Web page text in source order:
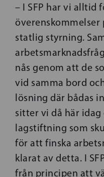
– I SFP har vi alltid
statlig styrning.
nås genom att de
vid samma bord
lösning där bådas
sitter vi då här
lagstiftning som
för att finska
klarat av detta. I
från principen att